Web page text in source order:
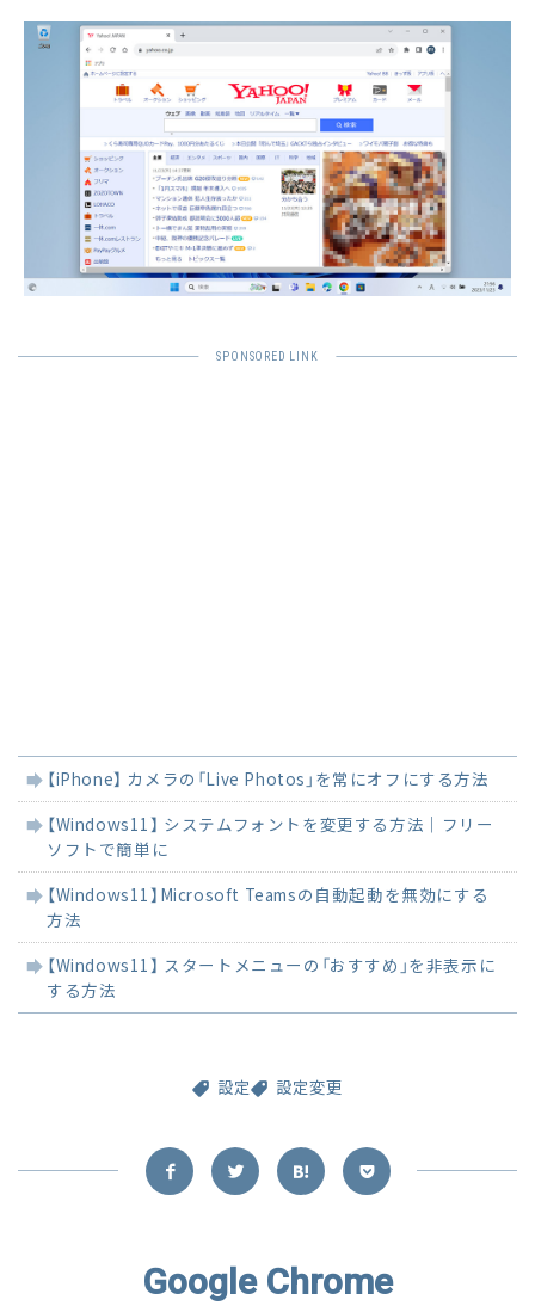
連
事
【iPhone】 カメラの「Live Photos」を常にオフにする方法
【Windows11】 システムフォントを変更する方法｜フリー
ソフトで簡単に
【Windows11】Microsoft Teamsの自動起動を無効にする
方法
【Windows11】 スタートメニューの「おすすめ」を非表示に
する方法
設定 設定変更
Google Chrome